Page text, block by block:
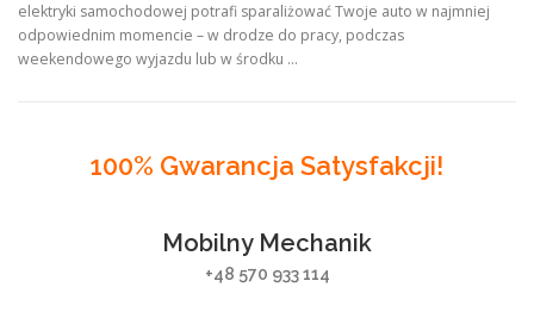
elektryki samochodowej potrafi sparaliżować Twoje auto w najmniej
odpowiednim momencie – w drodze do pracy, podczas
weekendowego wyjazdu lub w środku …
100% Gwarancja Satysfakcji!
Mobilny Mechanik
+48 570 933 114